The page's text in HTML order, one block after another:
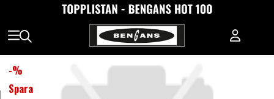
-%
Spara